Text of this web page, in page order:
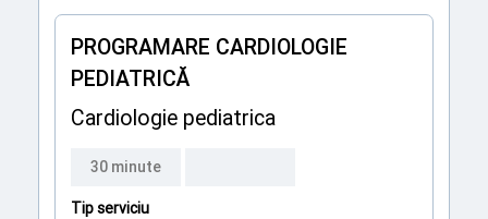
PROGRAMARE CARDIOLOGIE
PEDIATRICĂ
Cardiologie pediatrica
30 minute
Tip serviciu